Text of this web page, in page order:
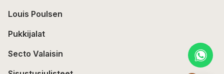
Louis Poulsen
Pukkijalat
Secto Valaisin